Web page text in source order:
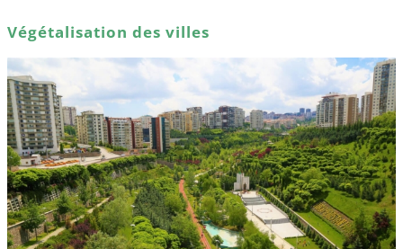
Végétalisation des villes